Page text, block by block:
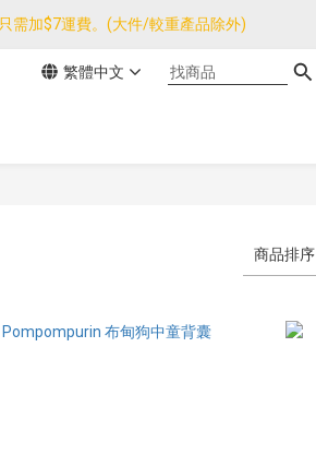
需加$7運費。(大件/較重產品除外)
需加$7運費。(大件/較重產品除外)
店訂單處理及客服服務暫停，門市正常營業。
需加$7運費。(大件/較重產品除外)
繁體中文
商品排序